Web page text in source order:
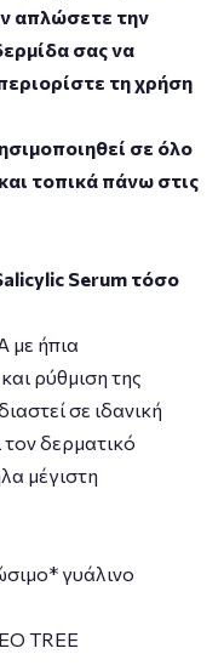
απλώσετε την
σας να
τη χρήση
σε όλο
τοπικά πάνω στις
Serum τόσο
με ήπια
ρύθμιση της
σε ιδανική
δερματικό
μέγιστη
γυάλινο
TREE